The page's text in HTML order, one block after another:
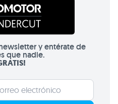
y entérate de
que nadie.